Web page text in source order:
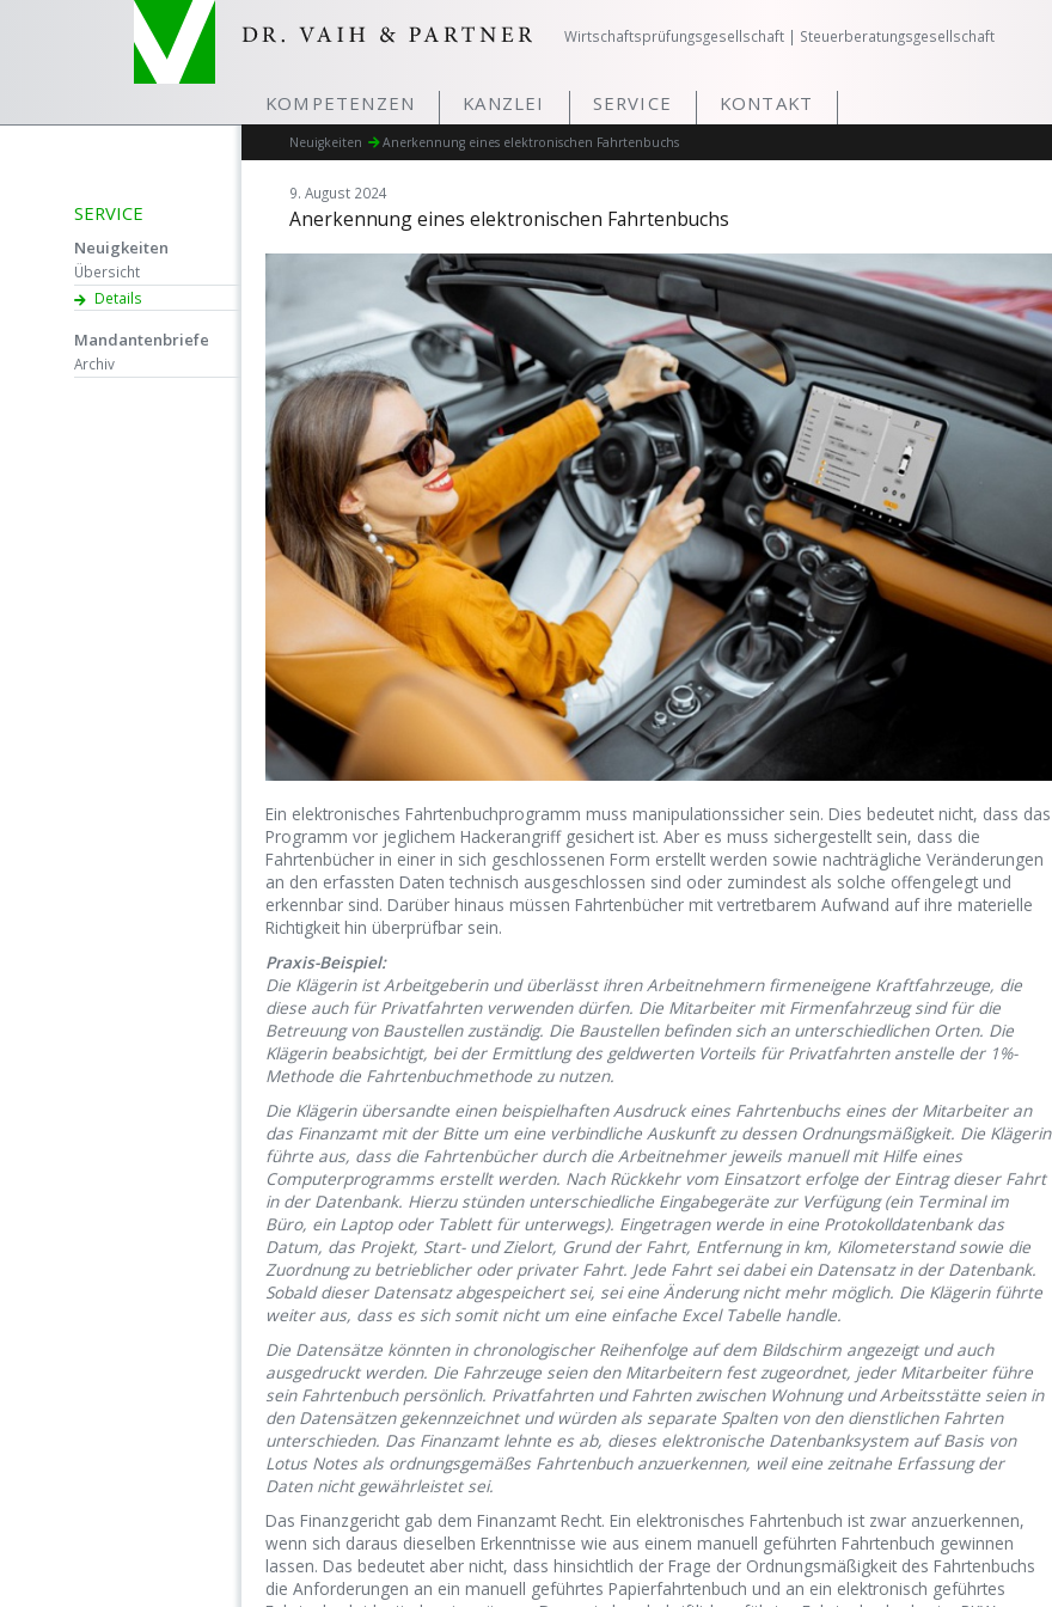
Wirtschaftsprüfungsgesellschaft | Steuerberatungsgesellschaft
KOMPETENZEN KANZLEI SERVICE KONTAKT
Neuigkeiten Anerkennung eines elektronischen Fahrtenbuchs
SERVICE
Neuigkeiten
Übersicht
Details
Mandantenbriefe
Archiv
9. August 2024
Anerkennung eines elektronischen Fahrtenbuchs
Ein elektronisches Fahrtenbuchprogramm muss manipulationssicher sein. Dies bedeutet nicht, dass das
Programm vor jeglichem Hackerangriff gesichert ist. Aber es muss sichergestellt sein, dass die
Fahrtenbücher in einer in sich geschlossenen Form erstellt werden sowie nachträgliche Veränderungen
an den erfassten Daten technisch ausgeschlossen sind oder zumindest als solche offengelegt und
erkennbar sind. Darüber hinaus müssen Fahrtenbücher mit vertretbarem Aufwand auf ihre materielle
Richtigkeit hin überprüfbar sein.
Praxis-Beispiel:
Die Klägerin ist Arbeitgeberin und überlässt ihren Arbeitnehmern firmeneigene Kraftfahrzeuge, die
diese auch für Privatfahrten verwenden dürfen. Die Mitarbeiter mit Firmenfahrzeug sind für die
Betreuung von Baustellen zuständig. Die Baustellen befinden sich an unterschiedlichen Orten. Die
Klägerin beabsichtigt, bei der Ermittlung des geldwerten Vorteils für Privatfahrten anstelle der 1%-
Methode die Fahrtenbuchmethode zu nutzen.
Die Klägerin übersandte einen beispielhaften Ausdruck eines Fahrtenbuchs eines der Mitarbeiter an
das Finanzamt mit der Bitte um eine verbindliche Auskunft zu dessen Ordnungsmäßigkeit. Die Klägerin
führte aus, dass die Fahrtenbücher durch die Arbeitnehmer jeweils manuell mit Hilfe eines
Computerprogramms erstellt werden. Nach Rückkehr vom Einsatzort erfolge der Eintrag dieser Fahrt
in der Datenbank. Hierzu stünden unterschiedliche Eingabegeräte zur Verfügung (ein Terminal im
Büro, ein Laptop oder Tablett für unterwegs). Eingetragen werde in eine Protokolldatenbank das
Datum, das Projekt, Start- und Zielort, Grund der Fahrt, Entfernung in km, Kilometerstand sowie die
Zuordnung zu betrieblicher oder privater Fahrt. Jede Fahrt sei dabei ein Datensatz in der Datenbank.
Sobald dieser Datensatz abgespeichert sei, sei eine Änderung nicht mehr möglich. Die Klägerin führte
weiter aus, dass es sich somit nicht um eine einfache Excel Tabelle handle.
Die Datensätze könnten in chronologischer Reihenfolge auf dem Bildschirm angezeigt und auch
ausgedruckt werden. Die Fahrzeuge seien den Mitarbeitern fest zugeordnet, jeder Mitarbeiter führe
sein Fahrtenbuch persönlich. Privatfahrten und Fahrten zwischen Wohnung und Arbeitsstätte seien in
den Datensätzen gekennzeichnet und würden als separate Spalten von den dienstlichen Fahrten
unterschieden. Das Finanzamt lehnte es ab, dieses elektronische Datenbanksystem auf Basis von
Lotus Notes als ordnungsgemäßes Fahrtenbuch anzuerkennen, weil eine zeitnahe Erfassung der
Daten nicht gewährleistet sei.
Das Finanzgericht gab dem Finanzamt Recht. Ein elektronisches Fahrtenbuch ist zwar anzuerkennen,
wenn sich daraus dieselben Erkenntnisse wie aus einem manuell geführten Fahrtenbuch gewinnen
lassen. Das bedeutet aber nicht, dass hinsichtlich der Frage der Ordnungsmäßigkeit des Fahrtenbuchs
die Anforderungen an ein manuell geführtes Papierfahrtenbuch und an ein elektronisch geführtes